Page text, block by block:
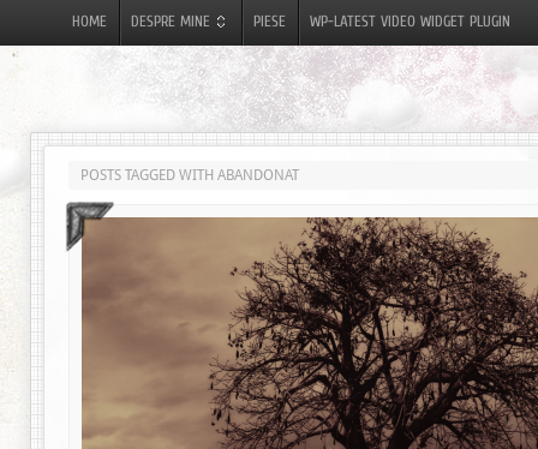
HOME DESPRE MINE PIESE WP-LATEST VIDEO WIDGET PLUGIN
POSTS TAGGED WITH ABANDONAT